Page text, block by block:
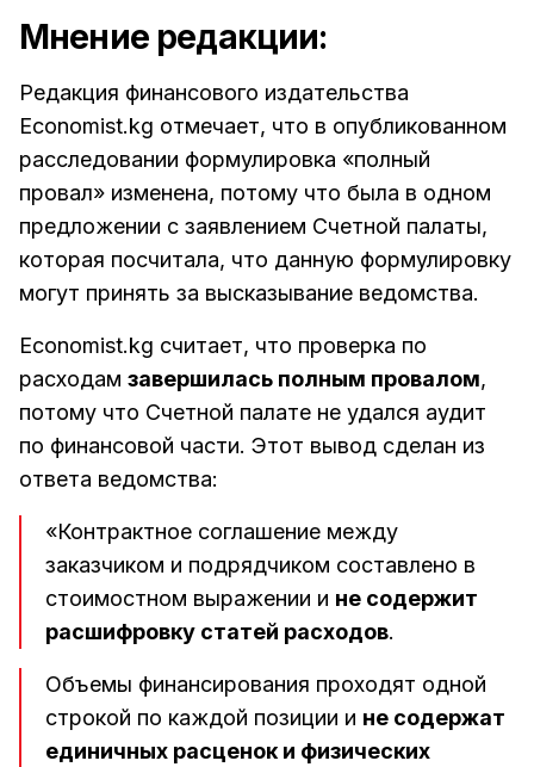
Мнение редакции:
Редакция финансового издательства
Economist.kg отмечает, что в опубликованном
расследовании формулировка «полный
провал» изменена, потому что была в одном
предложении с заявлением Счетной палаты,
которая посчитала, что данную формулировку
могут принять за высказывание ведомства.
Economist.kg считает, что проверка по
расходам завершилась полным провалом,
потому что Счетной палате не удался аудит
по финансовой части. Этот вывод сделан из
ответа ведомства:
«Контрактное соглашение между
заказчиком и подрядчиком составлено в
стоимостном выражении и не содержит
расшифровку статей расходов.
Объемы финансирования проходят одной
строкой по каждой позиции и не содержат
единичных расценок и физических